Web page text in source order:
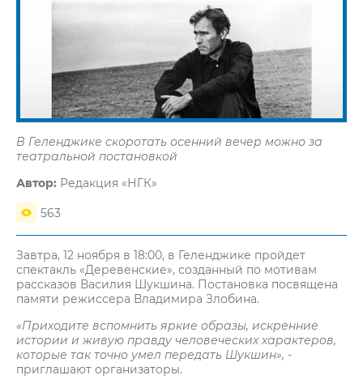
В Геленджике скоротать осенний вечер можно за
театральной постановкой
Автор: Редакция «НГК»
563
Завтра, 12 ноября в 18:00, в Геленджике пройдет
спектакль «Деревенские», созданный по мотивам
рассказов Василия Шукшина. Постановка посвящена
памяти режиссера Владимира Злобина.
«Приходите вспомнить яркие образы, искренние
истории и живую правду человеческих характеров,
которые так точно умел передать Шукшин», -
приглашают организаторы.